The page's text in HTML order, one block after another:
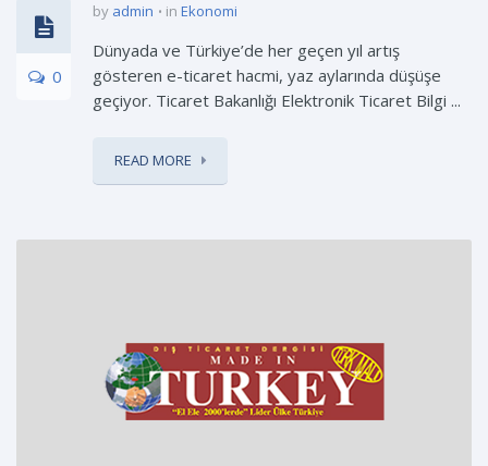
0
by admin in Ekonomi
Dünyada ve Türkiye’de her geçen yıl artış
gösteren e-ticaret hacmi, yaz aylarında düşüşe
geçiyor. Ticaret Bakanlığı Elektronik Ticaret Bilgi ...
READ MORE